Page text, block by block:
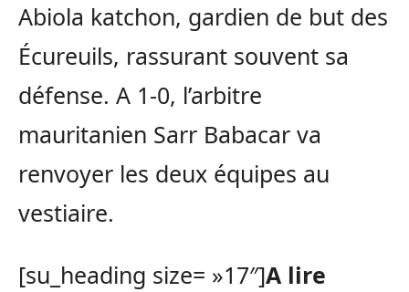
Abiola katchon, gardien de but des
Écureuils, rassurant souvent sa
défense. A 1-0, l’arbitre
mauritanien Sarr Babacar va
renvoyer les deux équipes au
vestiaire.
[su_heading size= »17″]A lire